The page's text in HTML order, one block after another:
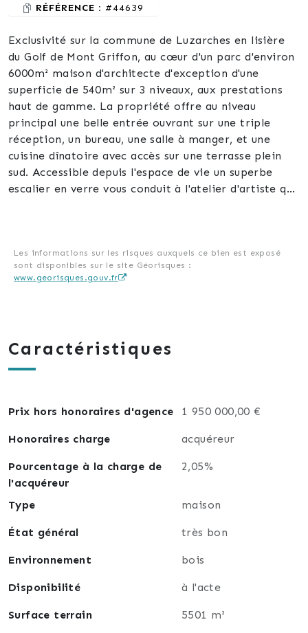
RÉFÉRENCE : #44639
Exclusivité sur la commune de Luzarches en lisière
du Golf de Mont Griffon, au cœur d'un parc d'environ
6000m² maison d'architecte d'exception d'une
superficie de 540m² sur 3 niveaux, aux prestations
haut de gamme. La propriété offre au niveau
principal une belle entrée ouvrant sur une triple
réception, un bureau, une salle à manger, et une
cuisine dînatoire avec accès sur une terrasse plein
sud. Accessible depuis l'espace de vie un superbe
escalier en verre vous conduit à l'atelier d'artiste qui
plus de 60m2 avec terrasse privative comprend une
salle de bains, un dressing, une chambre enfant et un
double complètent ce bien.
Le tout en excellent état avec de belles prestations
Les informations sur les risques auxquels ce bien est exposé
sont disponibles sur le site Géorisques :
www.georisques.gouv.fr
Caractéristiques
Prix hors honoraires d'agence 1 950 000,00 €
Honoraires charge acquéreur
Pourcentage à la charge de
l'acquéreur
2,05%
Type maison
État général très bon
Environnement bois
Disponibilité à l'acte
Surface terrain 5501 m²